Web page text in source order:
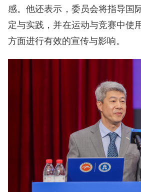
感。他还表示，委员会将指导国
定与实践，并在运动与竞赛中使
方面进行有效的宣传与影响。